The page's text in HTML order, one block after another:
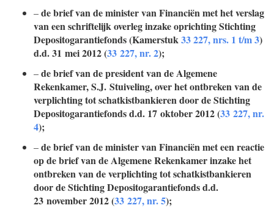
–de brief van de minister van Financiën met het verslag
van een schriftelijk overleg inzake oprichting Stichting
Depositogarantiefonds (Kamerstuk33 227, nrs. 1 t/m 3)
d.d. 31 mei 2012 (33 227, nr. 2);
–de brief van de president van de Algemene
Rekenkamer, S.J. Stuiveling, over het ontbreken van de
verplichting tot schatkistbankieren door de Stichting
Depositogarantiefonds d.d. 17 oktober 2012 (33 227, nr.
4);
–de brief van de minister van Financiën met een reactie
op de brief van de Algemene Rekenkamer inzake het
ontbreken van de verplichting tot schatkistbankieren
door de Stichting Depositogarantiefonds d.d.
23 november 2012 (33 227, nr. 5);